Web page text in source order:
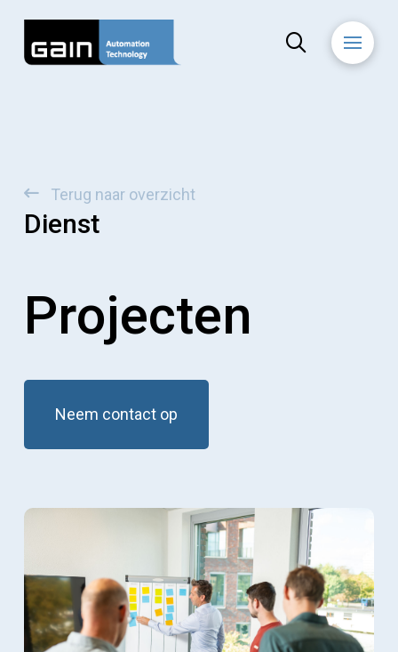
Terug naar overzicht
Dienst
Projecten
Neem contact op